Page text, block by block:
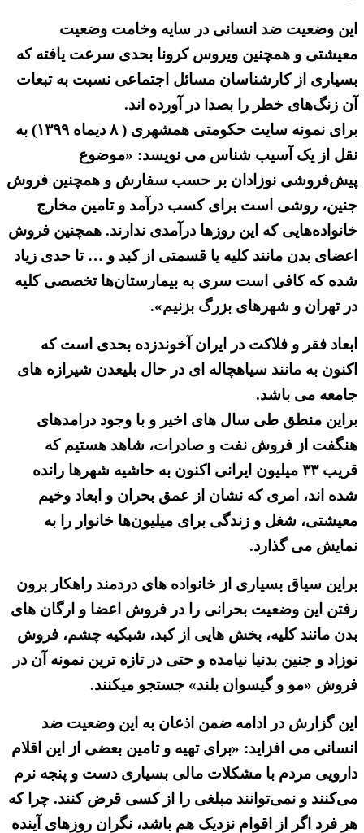
این وضعیت ضد انسانی در سایه وخامت وضعیت
معیشتی و همچنین ویروس کرونا بحدی سرعت یافته که
بسیاری از کارشناسان مسائل اجتماعی نسبت به تبعات
آن زنگ‌های خطر را بصدا در آورده اند.
برای نمونه سایت حکومتی همشهری ( ۸ دیماه ۱۳۹۹) به
نقل از یک آسیب شناس می نویسد: «موضوع
پیش‌فروشی نوزادان بر حسب سفارش و همچنین فروش
جنین، روشی است برای کسب درآمد و تامین مخارج
خانواده‌هایی که این روزها درآمدی ندارند. همچنین فروش
اعضای بدن مانند کلیه یا قسمتی از کبد و … تا حدی زیاد
شده که کافی است سری به بیمارستان‌ها تخصصی کلیه
در تهران و شهرهای بزرگ بزنیم».
ابعاد فقر و فلاکت در ایران آخوندزده بحدی است که
اکنون به مانند سیاهچاله ای در حال بلیعدن شیرازه های
جامعه می باشد.
براین منطق طی سال های اخیر و با وجود درامدهای
هنگفت از فروش نفت و صادرات، شاهد هستیم که
قریب ۳۳ میلیون ایرانی اکنون به حاشیه شهرها رانده
شده اند، امری که نشان از عمق بحران و ابعاد وخیم
معیشتی، شغل و زندگی برای میلیون‌ها خانوار را به
نمایش می گذارد.
براین سیاق بسیاری از خانواده های دردمند راهکار برون
رفتن این وضعیت بحرانی را در فروش اعضا و ارگان های
بدن مانند کلیه، بخش هایی از کبد، شبکیه چشم، فروش
نوزاد و جنین بدنیا نیامده و حتی در تازه ترین نمونه آن در
فروش «مو و گیسوان بلند» جستجو میکنند.
این گزارش در ادامه ضمن اذعان به این وضعیت ضد
انسانی می افزاید: «برای تهیه و تامین بعضی از این اقلام
دارویی مردم با مشکلات مالی بسیاری دست و پنجه نرم
می‌کنند و نمی‌توانند مبلغی را از کسی قرض کنند. چرا که
هر فرد اگر از اقوام نزدیک هم باشد، نگران روزهای آینده